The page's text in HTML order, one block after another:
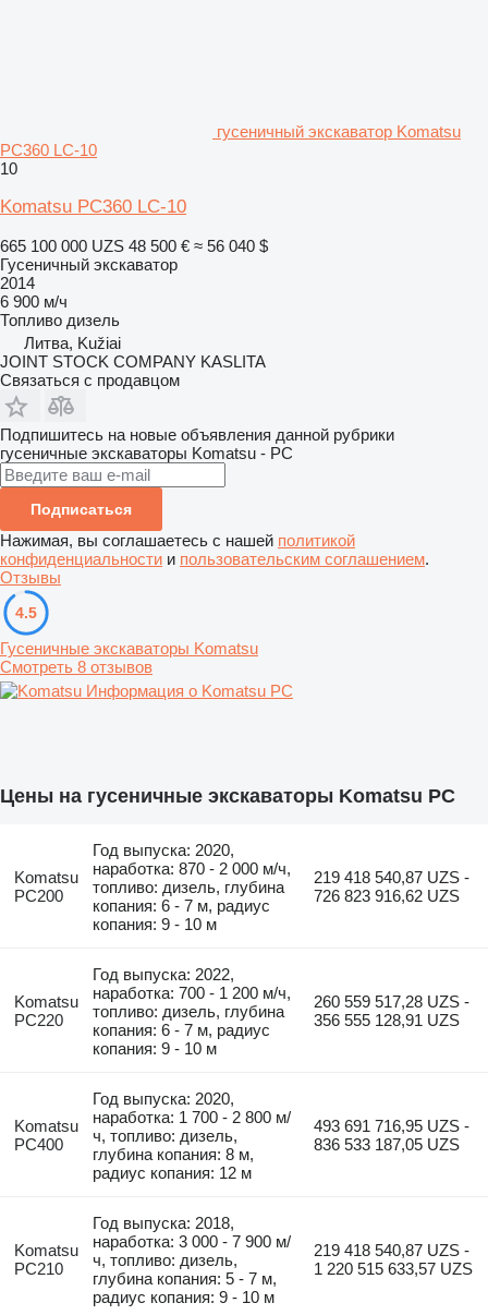
гусеничный экскаватор Komatsu
PC360 LC-10
10
Komatsu PC360 LC-10
665 100 000 UZS 48 500 € ≈ 56 040 $
Гусеничный экскаватор
2014
6 900 м/ч
Топливо дизель
Литва, Kužiai
JOINT STOCK COMPANY KASLITA
Связаться с продавцом
Подпишитесь на новые объявления данной рубрики
гусеничные экскаваторы Komatsu - PC
Подписаться
Нажимая, вы соглашаетесь с нашей политикой
конфиденциальности и пользовательским соглашением.
Отзывы
4.5
Гусеничные экскаваторы Komatsu
Смотреть 8 отзывов
Информация о Komatsu PC
Цены на гусеничные экскаваторы Komatsu PC
Komatsu
PC200
Год выпуска: 2020,
наработка: 870 - 2 000 м/ч,
топливо: дизель, глубина
копания: 6 - 7 м, радиус
копания: 9 - 10 м
219 418 540,87 UZS -
726 823 916,62 UZS
Komatsu
PC220
Год выпуска: 2022,
наработка: 700 - 1 200 м/ч,
топливо: дизель, глубина
копания: 6 - 7 м, радиус
копания: 9 - 10 м
260 559 517,28 UZS -
356 555 128,91 UZS
Komatsu
PC400
Год выпуска: 2020,
наработка: 1 700 - 2 800 м/
ч, топливо: дизель,
глубина копания: 8 м,
радиус копания: 12 м
493 691 716,95 UZS -
836 533 187,05 UZS
Komatsu
PC210
Год выпуска: 2018,
наработка: 3 000 - 7 900 м/
ч, топливо: дизель,
глубина копания: 5 - 7 м,
радиус копания: 9 - 10 м
219 418 540,87 UZS -
1 220 515 633,57 UZS